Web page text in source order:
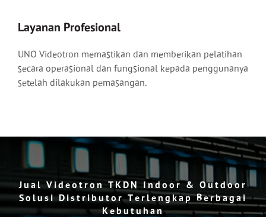
Layanan Profesional
UNO Videotron memastikan dan memberikan pelatihan
secara operasional dan fungsional kepada penggunanya
setelah dilakukan pemasangan.
Jual Videotron TKDN Indoor & Outdoor
Solusi Distributor Terlengkap Berbagai
Kebutuhan